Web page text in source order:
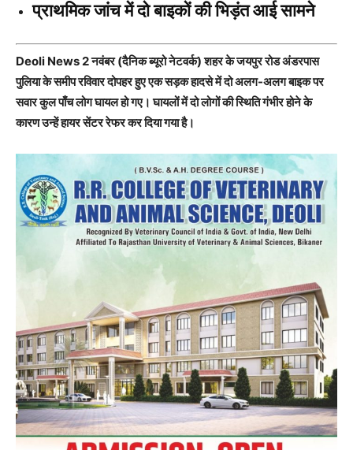
प्राथमिक जांच में दो बाइकों की भिड़ंत आई सामने
Deoli News 2 नवंबर (दैनिक ब्यूरो नेटवर्क) शहर के जयपुर रोड अंडरपास
पुलिया के समीप रविवार दोपहर हुए एक सड़क हादसे में दो अलग-अलग बाइक पर
सवार कुल पाँच लोग घायल हो गए। घायलों में दो लोगों की स्थिति गंभीर होने के
कारण उन्हें हायर सेंटर रेफर कर दिया गया है।